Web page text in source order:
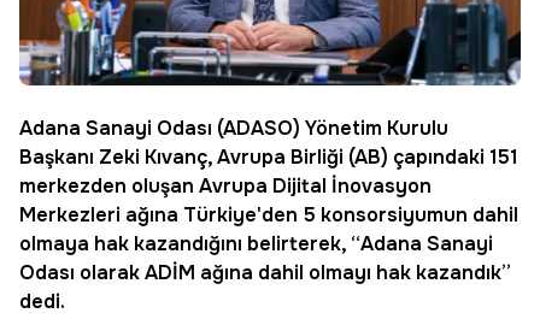
Adana Sanayi Odası (ADASO) Yönetim Kurulu
Başkanı Zeki Kıvanç, Avrupa Birliği (AB) çapındaki 151
merkezden oluşan Avrupa Dijital İnovasyon
Merkezleri ağına Türkiye'den 5 konsorsiyumun dahil
olmaya hak kazandığını belirterek, “Adana Sanayi
Odası olarak ADİM ağına dahil olmayı hak kazandık”
dedi.